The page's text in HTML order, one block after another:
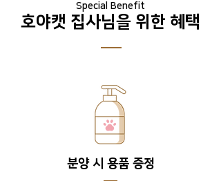
Special Benefit
호야캣 집사님을 위한 혜택
분양 시 용품 증정